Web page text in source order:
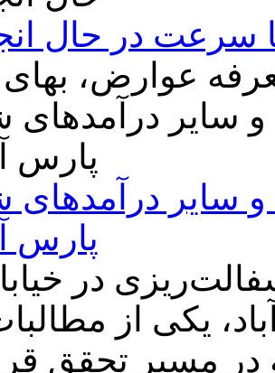
سرعت در حال
سایر درآمدهای
پارس آباد